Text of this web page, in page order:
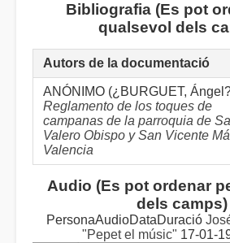
Bibliografia (Es pot
qualsevol dels
Autors de la documentació
ANÓNIMO (¿BURGUET,
Reglamento de los toques de
campanas de la parroquia de
Valero Obispo y San Vicente
Valencia
Audio (Es pot ordenar
dels camps)
PersonaAudioDataDuració
"Pepet el músic" 17-01-